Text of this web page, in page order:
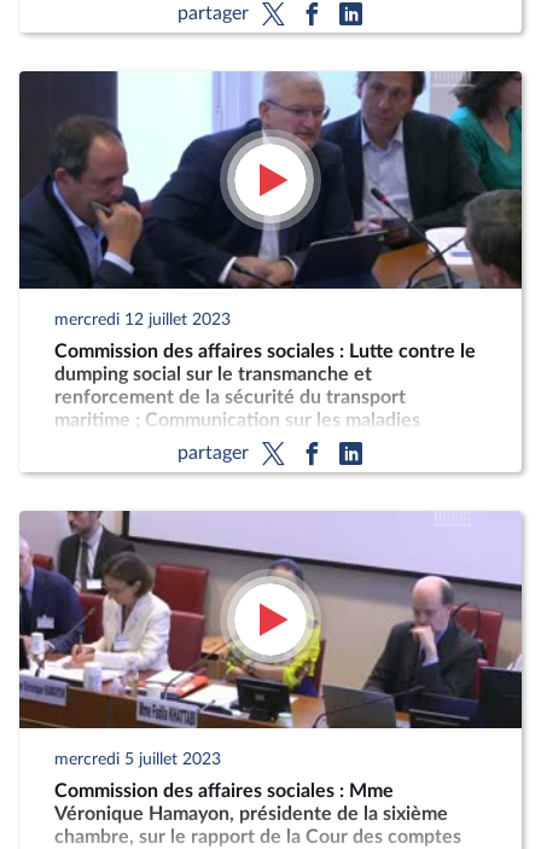
partager
mercredi 12 juillet 2023
Commission des affaires sociales : Lutte contre le
dumping social sur le transmanche et
renforcement de la sécurité du transport
maritime ; Communication sur les maladies
neurodégénératives ; Allongement de la durée du
congé maternité
partager
mercredi 5 juillet 2023
Commission des affaires sociales : Mme
Véronique Hamayon, présidente de la sixième
chambre, sur le rapport de la Cour des comptes